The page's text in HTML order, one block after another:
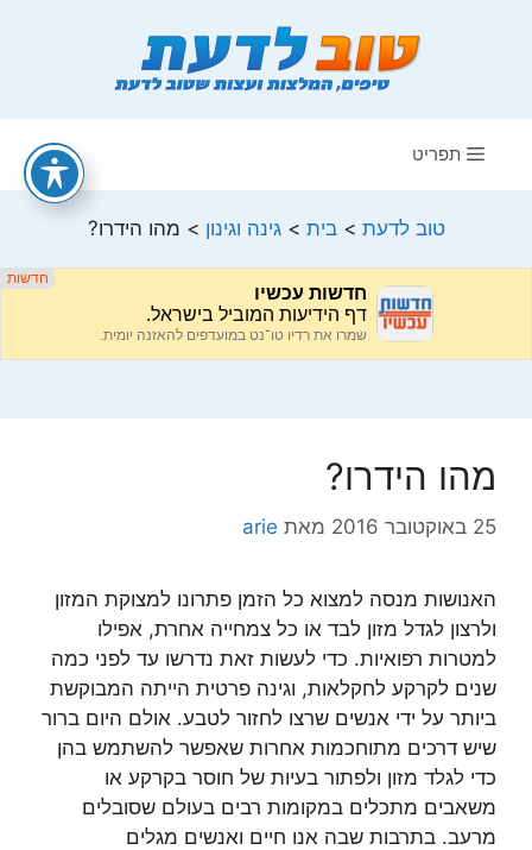
תפריט
טוב לדעת >בית >גינה וגינון > מהו הידרו?
מהו הידרו?
25 באוקטובר 2016 מאת arie
האנושות מנסה למצוא כל הזמן פתרונו למצוקת המזון
ולרצון לגדל מזון לבד או כל צמחייה אחרת, אפילו
למטרות רפואיות. כדי לעשות זאת נדרשו עד לפני כמה
שנים לקרקע לחקלאות, וגינה פרטית הייתה המבוקשת
ביותר על ידי אנשים שרצו לחזור לטבע. אולם היום ברור
שיש דרכים מתוחכמות אחרות שאפשר להשתמש בהן
כדי לגלד מזון ולפתור בעיות של חוסר בקרקע או
משאבים מתכלים במקומות רבים בעולם שסובלים
מרעב. בתרבות שבה אנו חיים ואנשים מגלים